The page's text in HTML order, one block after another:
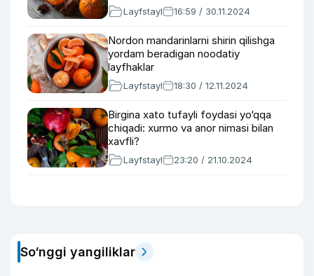
Layfstayl 16:59 / 30.11.2024
Nordon mandarinlarni shirin qilishga
yordam beradigan noodatiy
layfhaklar
Layfstayl 18:30 / 12.11.2024
Birgina xato tufayli foydasi yo‘qqa
chiqadi: xurmo va anor nimasi bilan
xavfli?
Layfstayl 23:20 / 21.10.2024
So‘nggi yangiliklar